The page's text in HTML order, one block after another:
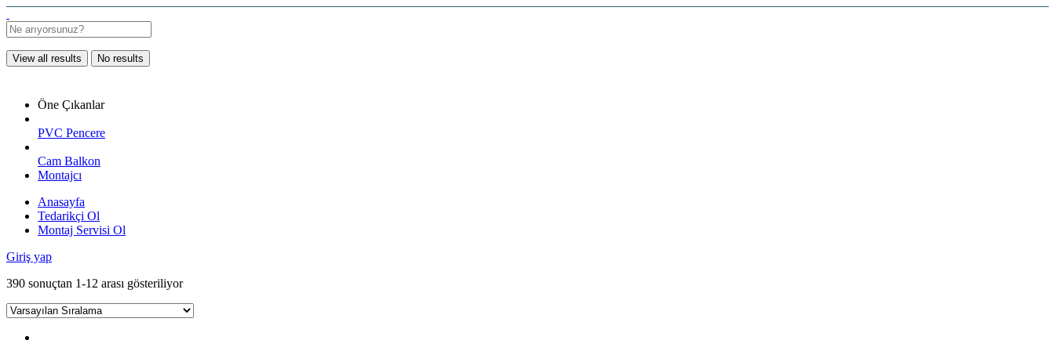
View all results No results
Öne Çıkanlar
PVC Pencere
Cam Balkon
Montajcı
Anasayfa
Tedarikçi Ol
Montaj Servisi Ol
Giriş yap
390 sonuçtan 1-12 arası gösteriliyor